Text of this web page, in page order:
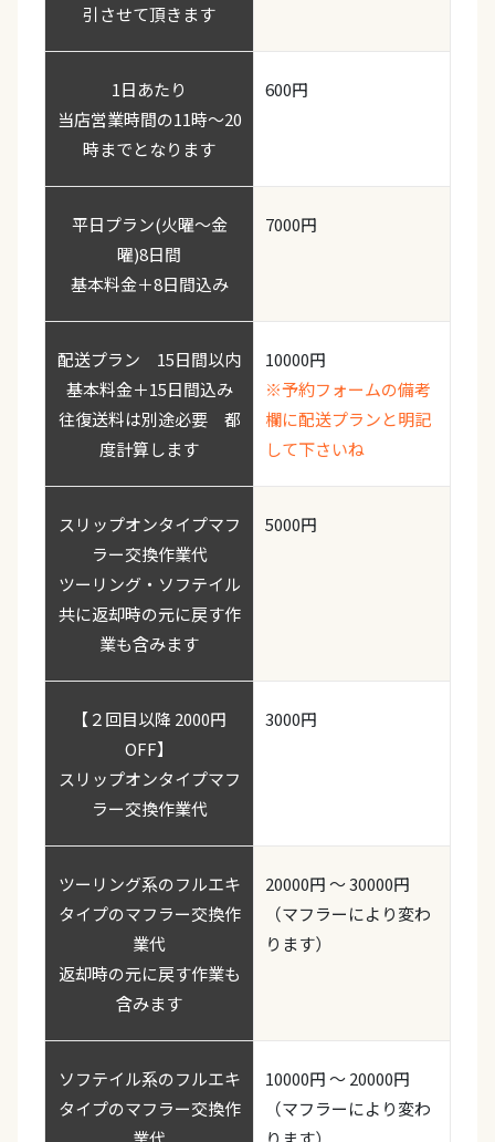
引させて頂きます
1日あたり
当店営業時間の11時〜20
時までとなります
600円
平日プラン(火曜〜金
曜)8日間
基本料金＋8日間込み
7000円
配送プラン 15日間以内
基本料金＋15日間込み
往復送料は別途必要 都
度計算します
10000円
※予約フォームの備考
欄に配送プランと明記
して下さいね
スリップオンタイプマフ
ラー交換作業代
ツーリング・ソフテイル
共に返却時の元に戻す作
業も含みます
5000円
【２回目以降 2000円
OFF】
スリップオンタイプマフ
ラー交換作業代
3000円
ツーリング系のフルエキ
タイプのマフラー交換作
業代
返却時の元に戻す作業も
含みます
20000円 〜 30000円
（マフラーにより変わ
ります）
ソフテイル系のフルエキ
タイプのマフラー交換作
10000円 〜 20000円
（マフラーにより変わ